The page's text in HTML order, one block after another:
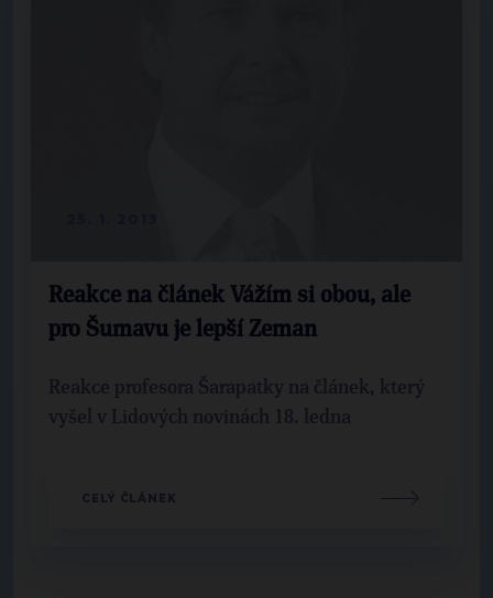
Reakce na článek Vážím si obou, ale
pro Šumavu je lepší Zeman
Reakce profesora Šarapatky na článek, který
vyšel v Lidových novinách 18. ledna
CELÝ ČLÁNEK